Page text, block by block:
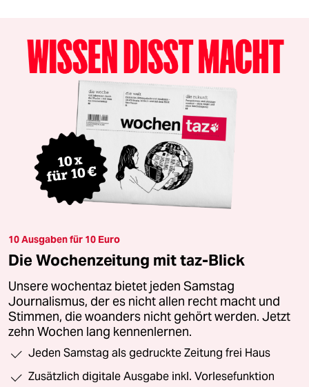
10 Ausgaben für 10 Euro
Die Wochenzeitung mit taz-Blick
Unsere wochentaz bietet jeden Samstag
Journalismus, der es nicht allen recht macht und
Stimmen, die woanders nicht gehört werden. Jetzt
zehn Wochen lang kennenlernen.
Jeden Samstag als gedruckte Zeitung frei Haus
Zusätzlich digitale Ausgabe inkl. Vorlesefunktion